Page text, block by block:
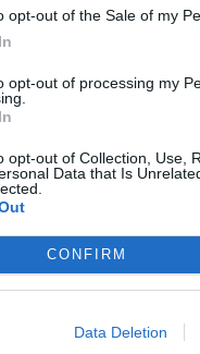
opt-out of the Sale of my
opt-out of processing my
opt-out of Collection, Use,
Data that Is
CONFIRM
Data Deletion
fueron: «Ni
farmacéutica…
vecina de enfrente,
guardia 24 horas»
recibió más de
farmacéuticos de
ha incidido en que
de estas camisetas
de su